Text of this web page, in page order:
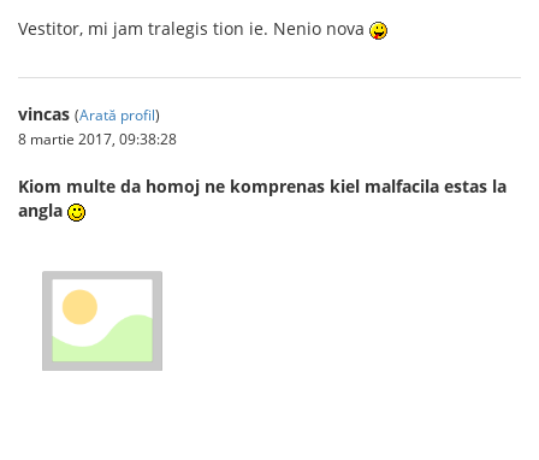
Vestitor, mi jam tralegis tion ie. Nenio nova
vincas (Arată profil)
8 martie 2017, 09:38:28
Kiom multe da homoj ne komprenas kiel malfacila estas la
angla